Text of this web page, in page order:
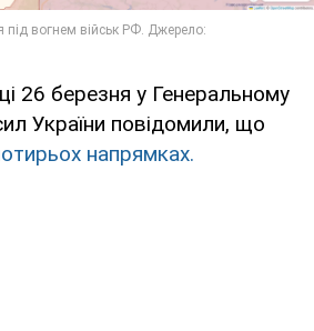
26 березня у Генеральному
України повідомили, що
напрямках.